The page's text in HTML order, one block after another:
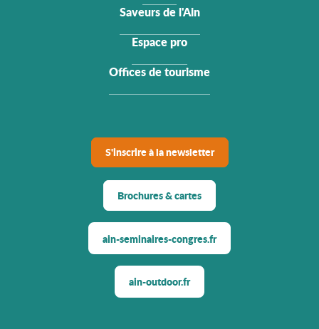
Saveurs de l'Ain
Espace pro
Offices de tourisme
S'inscrire à la newsletter
Brochures & cartes
ain-seminaires-congres.fr
ain-outdoor.fr